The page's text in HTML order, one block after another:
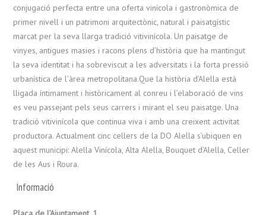
conjugació perfecta entre una oferta vinícola i gastronòmica de
primer nivell i un patrimoni arquitectònic, natural i paisatgístic
marcat per la seva llarga tradició vitivinícola. Un paisatge de
vinyes, antigues masies i racons plens d’història que ha mantingut
la seva identitat i ha sobreviscut a les adversitats i la forta pressió
urbanística de l’àrea metropolitana.Que la història d’Alella està
lligada íntimament i històricament al conreu i l’elaboració de vins
es veu passejant pels seus carrers i mirant el seu paisatge. Una
tradició vitivinícola que continua viva i amb una creixent activitat
productora. Actualment cinc cellers de la DO Alella s’ubiquen en
aquest municipi: Alella Vinícola, Alta Alella, Bouquet d’Alella, Celler
de les Aus i Roura.
Informació